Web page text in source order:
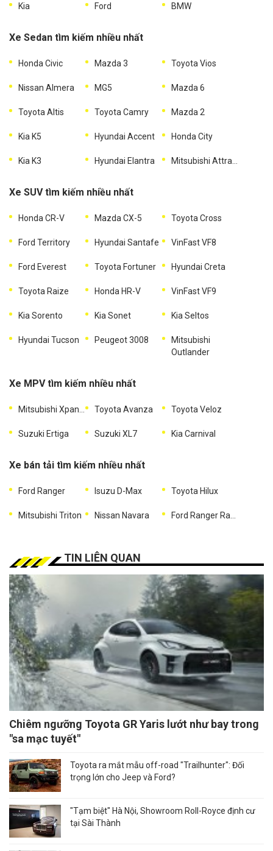
Kia Ford BMW
Xe Sedan tìm kiếm nhiều nhất
Honda Civic Mazda 3 Toyota Vios
Nissan Almera MG5 Mazda 6
Toyota Altis Toyota Camry Mazda 2
Kia K5 Hyundai Accent Honda City
Kia K3 Hyundai Elantra Mitsubishi Attrage
Xe SUV tìm kiếm nhiều nhất
Honda CR-V Mazda CX-5 Toyota Cross
Ford Territory Hyundai Santafe VinFast VF8
Ford Everest Toyota Fortuner Hyundai Creta
Toyota Raize Honda HR-V VinFast VF9
Kia Sorento Kia Sonet Kia Seltos
Hyundai Tucson Peugeot 3008
Mitsubishi
Outlander
Xe MPV tìm kiếm nhiều nhất
Mitsubishi Xpander Toyota Avanza Toyota Veloz
Suzuki Ertiga Suzuki XL7 Kia Carnival
Xe bán tải tìm kiếm nhiều nhất
Ford Ranger Isuzu D-Max Toyota Hilux
Mitsubishi Triton Nissan Navara Ford Ranger Raptor
TIN LIÊN QUAN
Chiêm ngưỡng Toyota GR Yaris lướt như bay trong
"sa mạc tuyết"
Toyota ra mắt mẫu off-road "Trailhunter": Đối
trọng lớn cho Jeep và Ford?
"Tạm biệt" Hà Nội, Showroom Roll-Royce định cư
tại Sài Thành